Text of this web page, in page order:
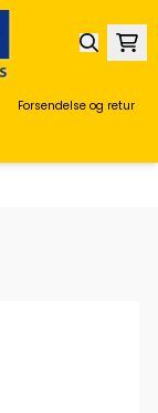
Forsendelse og retur